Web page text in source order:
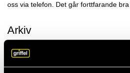
oss via telefon. Det går forttfarande bra
Arkiv
2026